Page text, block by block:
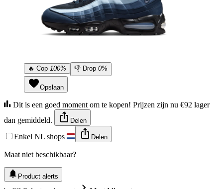
🔥 Cop 100% 👎 Drop 0%
Opslaan
Dit is een goed moment om te kopen! Prijzen zijn nu €92 lager
dan gemiddeld.
Delen
Enkel NL shops Delen
Maat niet beschikbaar?
Product alerts